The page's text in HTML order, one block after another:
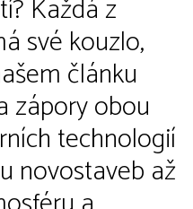
Každá z
své kouzlo,
článku
zápory obou
technologií
novostaveb až